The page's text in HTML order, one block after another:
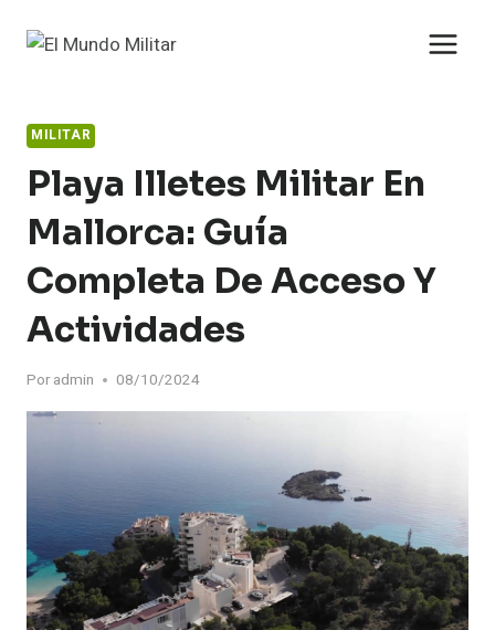
MILITAR
Playa Illetes Militar En
Mallorca: Guía
Completa De Acceso Y
Actividades
Por admin 08/10/2024